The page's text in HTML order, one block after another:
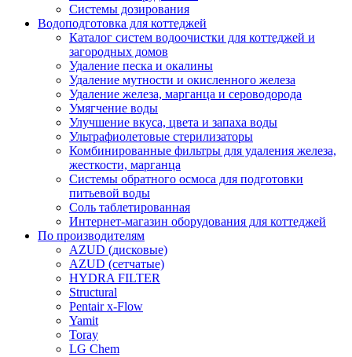
Системы дозирования
Водоподготовка для коттеджей
Каталог систем водоочистки для коттеджей и
загородных домов
Удаление песка и окалины
Удаление мутности и окисленного железа
Удаление железа, марганца и сероводорода
Умягчение воды
Улучшение вкуса, цвета и запаха воды
Ультрафиолетовые стерилизаторы
Комбинированные фильтры для удаления железа,
жесткости, марганца
Системы обратного осмоса для подготовки
питьевой воды
Соль таблетированная
Интернет-магазин оборудования для коттеджей
По производителям
AZUD (дисковые)
AZUD (сетчатые)
HYDRA FILTER
Structural
Pentair x-Flow
Yamit
Toray
LG Chem